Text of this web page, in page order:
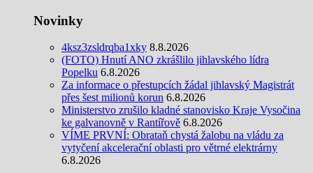
Novinky
4ksz3zsldrqba1xky 8.8.2026
(FOTO) Hnutí ANO zkrášlilo jihlavského lídra
Popelku 6.8.2026
Za informace o přestupcích žádal jihlavský Magistrát
přes šest milionů korun 6.8.2026
Ministerstvo zrušilo kladné stanovisko Kraje Vysočina
ke galvanovně v Rantířově 6.8.2026
VÍME PRVNÍ: Obrataň chystá žalobu na vládu za
vytyčení akcelerační oblasti pro větrné elektrárny
6.8.2026